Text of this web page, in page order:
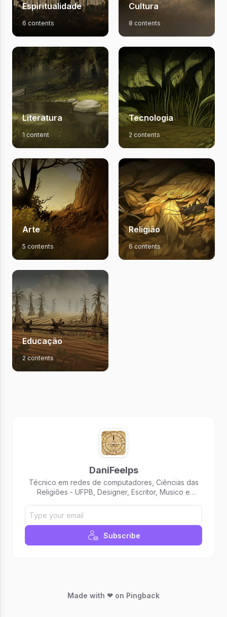
Espiritualidade
6 contents
Cultura
8 contents
Literatura
1 content
Tecnologia
2 contents
Arte
5 contents
Religião
6 contents
Educação
2 contents
DaniFeelps
Técnico em redes de computadores, Ciências das
Religiões - UFPB, Designer, Escritor, Musico e
religião, educação, cultura, tecnologia e arte.
Subscribe
Made with ❤ on Pingback